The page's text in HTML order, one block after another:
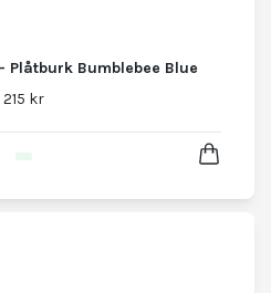
Plåtburk Bumblebee Blue
215 kr